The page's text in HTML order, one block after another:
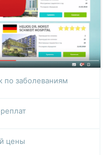
по заболеваниям
цены